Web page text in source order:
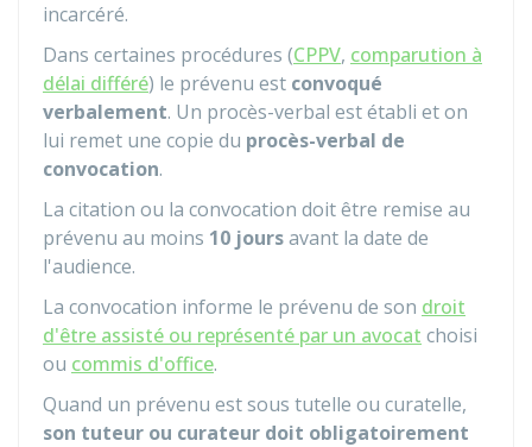
incarcéré.
Dans certaines procédures (CPPV, comparution à
délai différé) le prévenu est convoqué
verbalement. Un procès-verbal est établi et on
lui remet une copie du procès-verbal de
convocation.
La citation ou la convocation doit être remise au
prévenu au moins 10 joursavant la date de
l'audience.
La convocation informe le prévenu de son droit
d'être assisté ou représenté par un avocat choisi
ou commis d'office.
Quand un prévenu est sous tutelle ou curatelle,
son tuteur ou curateur doit obligatoirement